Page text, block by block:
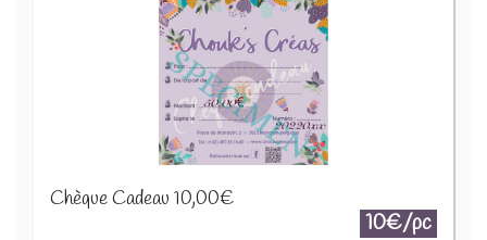
Chèque Cadeau 10,00€
10€/pc